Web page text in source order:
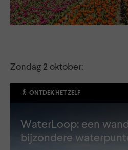
Zondag 2 oktober:
ONTDEK HET ZELF
WaterLoop: een
bijzondere